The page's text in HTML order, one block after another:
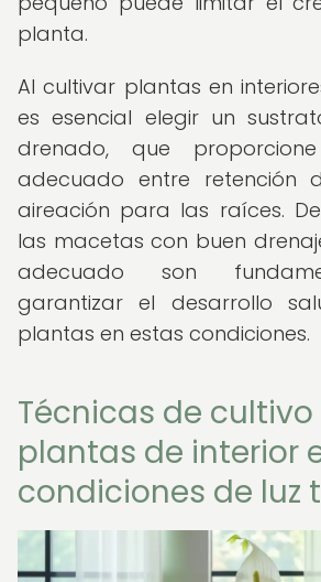
planta.
Al cultivar plantas en
es esencial elegir un
drenado, que
adecuado entre retención
aireación para las raíces.
las macetas con buen
adecuado son
garantizar el desarrollo
plantas en estas condiciones.
Técnicas de
plantas de interior
condiciones de luz